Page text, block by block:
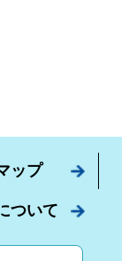
園町７番７号
ップ
ついて